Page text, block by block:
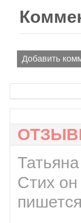
Добавить
Стих